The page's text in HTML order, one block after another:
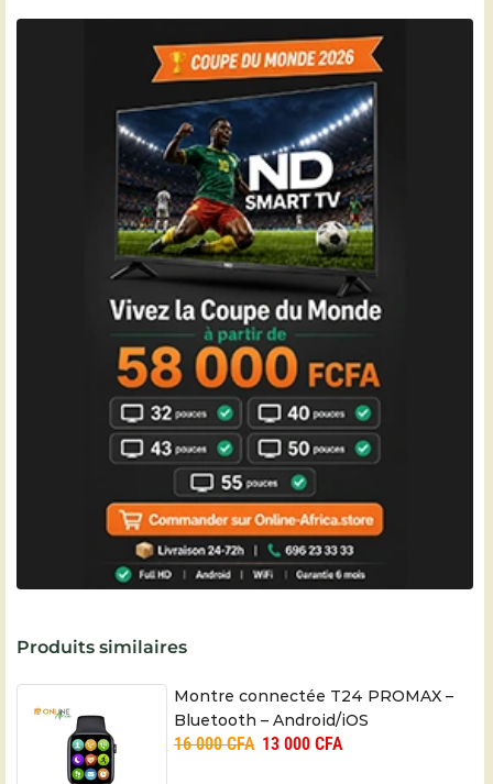
Produits similaires
Montre connectée T24 PROMAX –
Bluetooth – Android/iOS
16 000CFA 13 000 CFA